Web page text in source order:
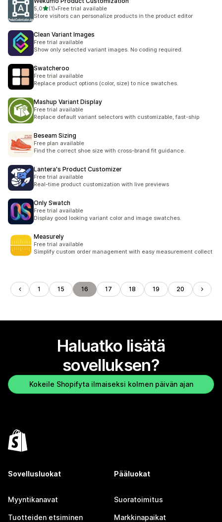
5,0/ 5 tähteä
(1)
1 arvostelua yhteensä
•Free trial available
Store visitors can personalize products in the product editor
Clean Variant Images
Free trial available
Show only selected variant images. No coding required.
Swatcheroo
Free trial available
Replace product options (color, size) to nice swatches.
Mashup Variant Display
Free trial available
Replace default variant selectors with customizable, fast-ship
Beseam Sizing
Free plan available
Find the correct shoe size with cross-brand fit guidance.
Lantera's Product Customizer
Free trial available
Real-time product customization with live previews
Only Swatch
Free trial available
Display good looking variant color and image swatches.
Measurely
Free trial available
Simplify custom order management with easy measurement collect
1 15 16 17 18 19 20
Haluatko lisätä
sovelluksen?
Kokeile Shopifyta ilmaiseksi kolmen päivän ajan
Sovellusluokat
Myyntikanavat
Tuotteiden etsiminen
Pääluokat
Suoratoimitus
Markkinapaikat